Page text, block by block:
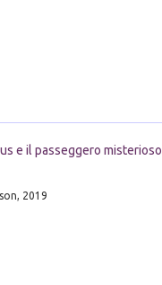
e il passeggero misterioso
2019